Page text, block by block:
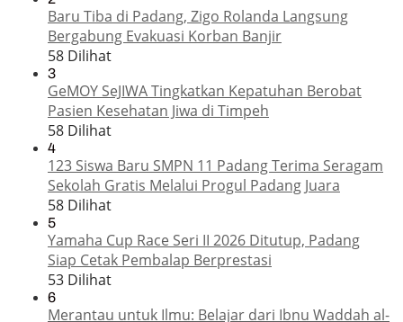
Baru Tiba di Padang, Zigo Rolanda Langsung
Bergabung Evakuasi Korban Banjir
58 Dilihat
3
GeMOY SeJIWA Tingkatkan Kepatuhan Berobat
Pasien Kesehatan Jiwa di Timpeh
58 Dilihat
4
123 Siswa Baru SMPN 11 Padang Terima Seragam
Sekolah Gratis Melalui Progul Padang Juara
58 Dilihat
5
Yamaha Cup Race Seri II 2026 Ditutup, Padang
Siap Cetak Pembalap Berprestasi
53 Dilihat
6
Merantau untuk Ilmu: Belajar dari Ibnu Waddah al-